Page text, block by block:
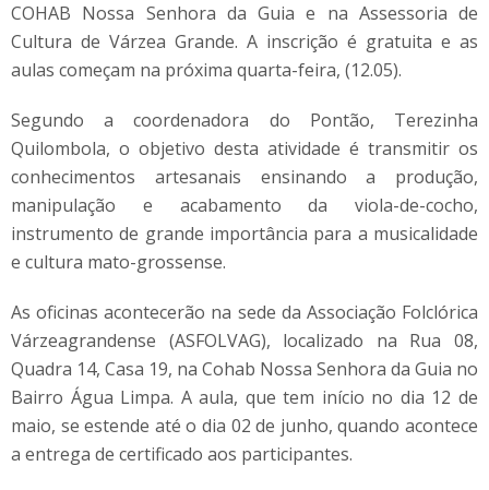
COHAB Nossa Senhora da Guia e na Assessoria de
Cultura de Várzea Grande. A inscrição é gratuita e as
aulas começam na próxima quarta-feira, (12.05).
Segundo a coordenadora do Pontão, Terezinha
Quilombola, o objetivo desta atividade é transmitir os
conhecimentos artesanais ensinando a produção,
manipulação e acabamento da viola-de-cocho,
instrumento de grande importância para a musicalidade
e cultura mato-grossense.
As oficinas acontecerão na sede da Associação Folclórica
Várzeagrandense (ASFOLVAG), localizado na Rua 08,
Quadra 14, Casa 19, na Cohab Nossa Senhora da Guia no
Bairro Água Limpa. A aula, que tem início no dia 12 de
maio, se estende até o dia 02 de junho, quando acontece
a entrega de certificado aos participantes.